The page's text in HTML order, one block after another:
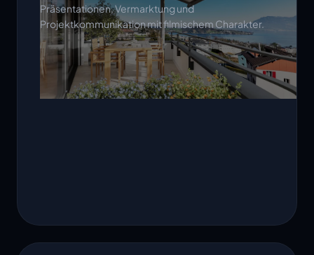
Präsentationen, Vermarktung und
Projektkommunikation mit filmischem Charakter.